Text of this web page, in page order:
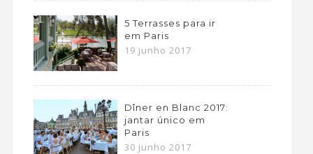
5 Terrasses para ir
em Paris
19 junho 2017
Dîner en Blanc 2017:
jantar único em
Paris
30 junho 2017